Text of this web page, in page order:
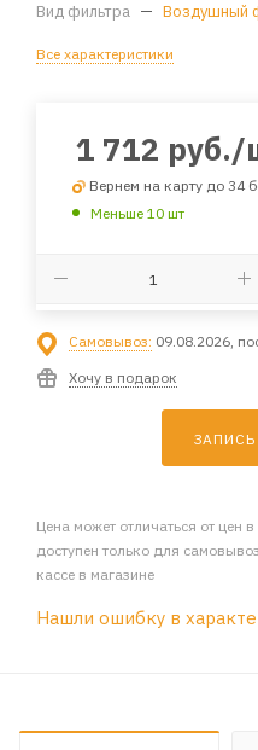
Вид фильтра — Воздушный
Все характеристики
1 712 руб./
Вернем на карту до 34
Меньше 10 шт
Самовывоз: 09.08.2026,
Хочу в подарок
Цена может отличаться от цен
доступен только для
кассе в магазине
Нашли ошибку в